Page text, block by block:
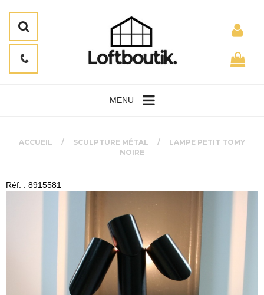
MENU
ACCUEIL SCULPTURE MÉTAL
LAMPE PETIT TOMY
NOIRE
Réf. : 8915581